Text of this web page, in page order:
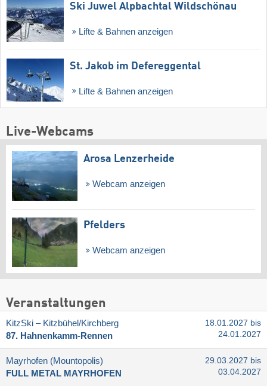
Ski Juwel Alpbachtal Wildschönau
Lifte & Bahnen anzeigen
St. Jakob im Defereggental
Lifte & Bahnen anzeigen
Live-Webcams
Arosa Lenzerheide
Webcam anzeigen
Pfelders
Webcam anzeigen
Veranstaltungen
KitzSki – Kitzbühel/​Kirchberg
87. Hahnenkamm-Rennen
18.01.2027 bis
24.01.2027
Mayrhofen (Mountopolis)
FULL METAL MAYRHOFEN
29.03.2027 bis
03.04.2027